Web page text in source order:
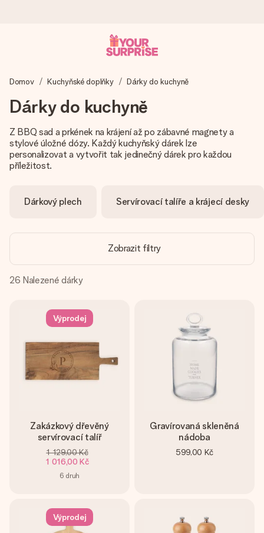
Váš dárek vytvoříme s láskou a bleskově odešleme –
tom nejvíc záleží.
4,8 (na základě +15 000 recenzí)
Vytvořte něco jedinečného během několika kroků – s jejím
jménem, vaší fotografií nebo vzkazem, který doopravdy
zahřeje u srdce. Žádné zbytečné složitosti, jen spousta
Domov Kuchyňské doplňky Dárky do kuchyně
Dárky do kuchyně
Z BBQ sad a prkének na krájení až po zábavné magnety a
stylové úložné dózy. Každý kuchyňský dárek lze
personalizovat a vytvořit tak jedinečný dárek pro každou
příležitost.
Dárkový plech Servírovací talíře a krájecí desky
Zobrazit filtry
26 Nalezené dárky
Výprodej
Zakázkový dřevěný
servírovací talíř
1 129,00 Kč
1 016,00 Kč
6 druh
Gravírovaná skleněná
nádoba
599,00 Kč
Výprodej